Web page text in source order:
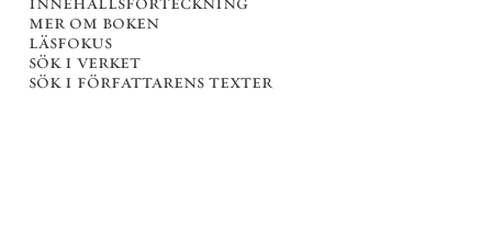
mer om boken
läsfokus
sök i verket
sök i författarens texter